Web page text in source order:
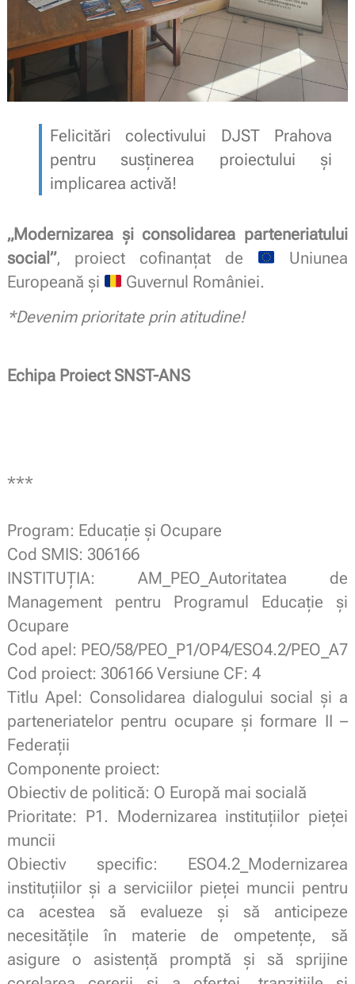
Felicitări colectivului DJST Prahova
pentru susținerea proiectului și
implicarea activă!
„Modernizarea și consolidarea parteneriatului
social”, proiect cofinanțat de
Uniunea
Europeană și
Guvernul României.
*Devenim prioritate prin atitudine!
Echipa Proiect SNST-ANS
***
Program: Educație și Ocupare
Cod SMIS: 306166
INSTITUȚIA: AM_PEO_Autoritatea de
Management pentru Programul Educație și
Ocupare
Cod apel: PEO/58/PEO_P1/OP4/ESO4.2/PEO_A7
Cod proiect: 306166 Versiune CF: 4
Titlu Apel: Consolidarea dialogului social și a
parteneriatelor pentru ocupare și formare II –
Federații
Componente proiect:
Obiectiv de politică: O Europă mai socială
Prioritate: P1. Modernizarea instituțiilor pieței
muncii
Obiectiv specific: ESO4.2_Modernizarea
instituțiilor și a serviciilor pieței muncii pentru
ca acestea să evalueze și să anticipeze
necesitățile în materie de ompetențe, să
asigure o asistență promptă și să sprijine